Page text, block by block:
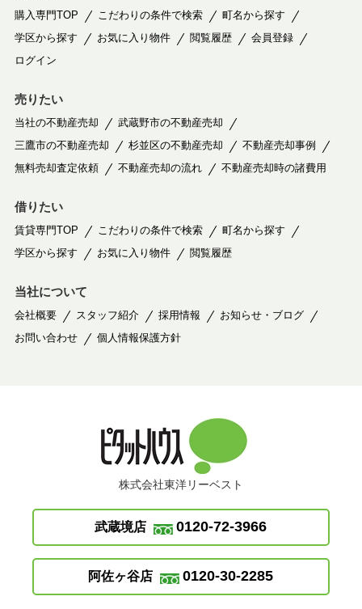
購入専門TOP こだわりの条件で検索
町名から探す
学区から探す
お気に入り物件 閲覧履歴
会員登録
ログイン
売りたい
当社の不動産売却
武蔵野市の不動産売却
三鷹市の不動産売却
杉並区の不動産売却
不動産売却事例
無料売却査定依頼
不動産売却の流れ 不動産売却時の諸費用
借りたい
賃貸専門TOP こだわりの条件で検索
町名から探す
学区から探す
お気に入り物件 閲覧履歴
当社について
会社概要 スタッフ紹介 採用情報
お知らせ・ブログ
お問い合わせ
個人情報保護方針
株式会社東洋リーベスト
武蔵境店 0120-72-3966
阿佐ヶ谷店 0120-30-2285